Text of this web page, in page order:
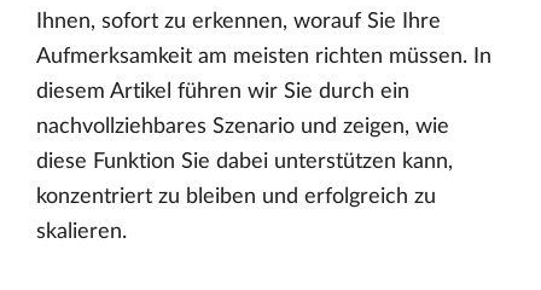
Ihnen, sofort zu erkennen, worauf Sie Ihre
Aufmerksamkeit am meisten richten müssen. In
diesem Artikel führen wir Sie durch ein
nachvollziehbares Szenario und zeigen, wie
diese Funktion Sie dabei unterstützen kann,
konzentriert zu bleiben und erfolgreich zu
skalieren.